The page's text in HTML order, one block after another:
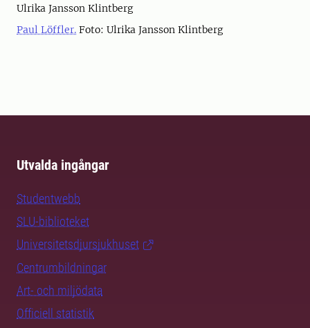
Ulrika Jansson Klintberg
Paul Löffler. Foto: Ulrika Jansson Klintberg
Utvalda ingångar
Studentwebb
SLU-biblioteket
Universitetsdjursjukhuset
Centrumbildningar
Art- och miljödata
Officiell statistik